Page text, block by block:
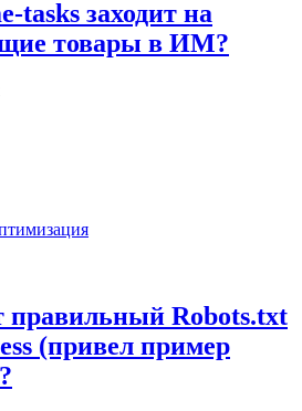
tasks заходит на
товары в ИМ?
правильный Robots.txt
(привел пример